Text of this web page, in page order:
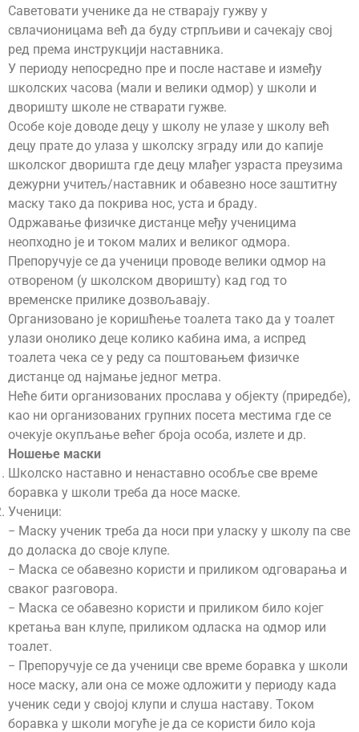
Саветовати ученике да не стварају гужву у
свлачионицама већ да буду стрпљиви и сачекају свој
ред према инструкцији наставника.
У периоду непосредно пре и после наставе и између
школских часова (мали и велики одмор) у школи и
дворишту школе не стварати гужве.
Особе које доводе децу у школу не улазе у школу већ
децу прате до улаза у школску зграду или до капије
школског дворишта где децу млађег узраста преузима
дежурни учитељ/наставник и обавезно носе заштитну
маску тако да покрива нос, уста и браду.
Одржавање физичке дистанце међу ученицима
неопходно је и током малих и великог одмора.
Препоручује се да ученици проводе велики одмор на
отвореном (у школском дворишту) кад год то
временске прилике дозвољавају.
Организовано је коришћење тоалета тако да у тоалет
улази онолико деце колико кабина има, а испред
тоалета чека се у реду са поштовањем физичке
дистанце од најмање једног метра.
Неће бити организованих прослава у објекту (приредбе),
као ни организованих групних посета местима где се
очекује окупљање већег броја особа, излете и др.
Ношење маски
Школско наставно и ненаставно особље све време
боравка у школи треба да носе маске.
Ученици:
− Маску ученик треба да носи при уласку у школу па све
до доласка до своје клупе.
− Маска се обавезно користи и приликом одговарања и
сваког разговора.
− Маска се обавезно користи и приликом било којег
кретања ван клупе, приликом одласка на одмор или
тоалет.
− Препоручује се да ученици све време боравка у школи
носе маску, али она се може одложити у периоду када
ученик седи у својој клупи и слуша наставу. Током
боравка у школи могуће је да се користи било која